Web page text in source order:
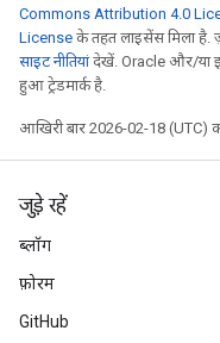
Commons Attribution 4.0
License के तहत लाइसेंस मिला है.
साइट नीतियांदेखें. Oracle और/या
हुआ ट्रेडमार्क है.
आखिरी बार 2026-02-18 (UTC)
जुड़े रहें
ब्लॉग
फ़ोरम
GitHub